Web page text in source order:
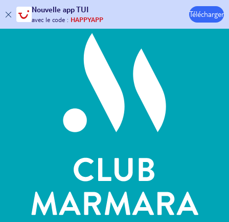
Nouvelle app TUI
30€ offerts*sur votre
avec le code : HAPPYAPP
Télécharger
Hôtels & Clubs